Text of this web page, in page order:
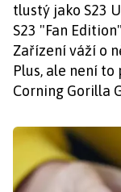
tlustý jako S23
S23 "Fan
Zařízení váží o
Plus, ale není
Corning Gorilla